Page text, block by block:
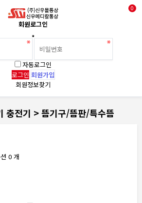
0
회원로그인
자동로그인
회원가입
회원정보찾기
충전기 > 뜸기구/뜸판/특수뜸
0 개